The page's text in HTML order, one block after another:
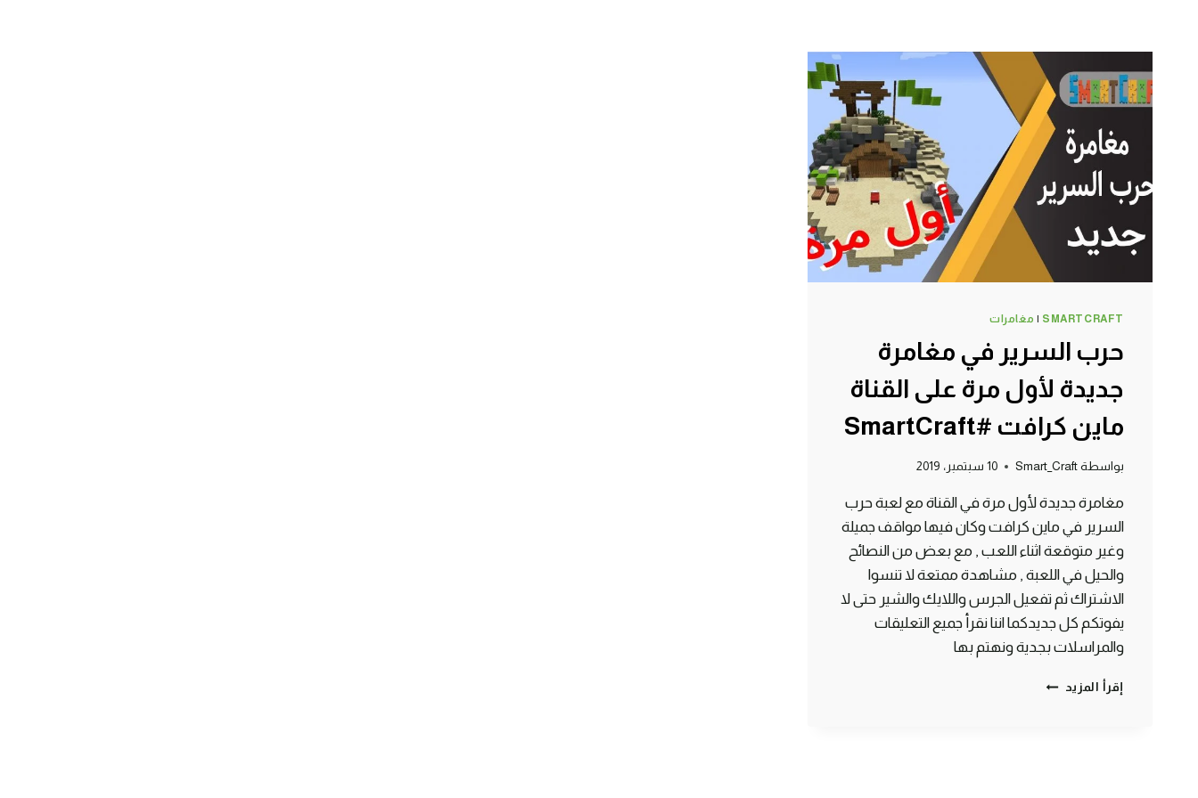
SMARTCRAFT
| مغامرات
حرب السرير في مغامرة
جديدة لأول مرة على القناة
ماين كرافت #SmartCraft
بواسطة Smart_Craft 10 سبتمبر، 2019
مغامرة جديدة لأول مرة في القناة مع لعبة حرب
السرير في ماين كرافت وكان فيها مواقف جميلة
وغير متوقعة اثناء اللعب , مع بعض من النصائح
والحيل في اللعبة , مشاهدة ممتعة لا تنسوا
الاشتراك ثم تفعيل الجرس واللايك والشير حتى لا
يفوتكم كل جديدكما اننا نقرأ جميع التعليقات
والمراسلات بجدية ونهتم بها
إقرأ المزيد حرب